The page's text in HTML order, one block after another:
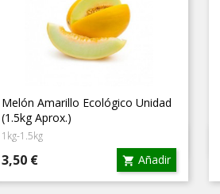
Melón Amarillo Ecológico Unidad
(1.5kg Aprox.)
1kg-1.5kg
Precio
3,50 €  Añadir